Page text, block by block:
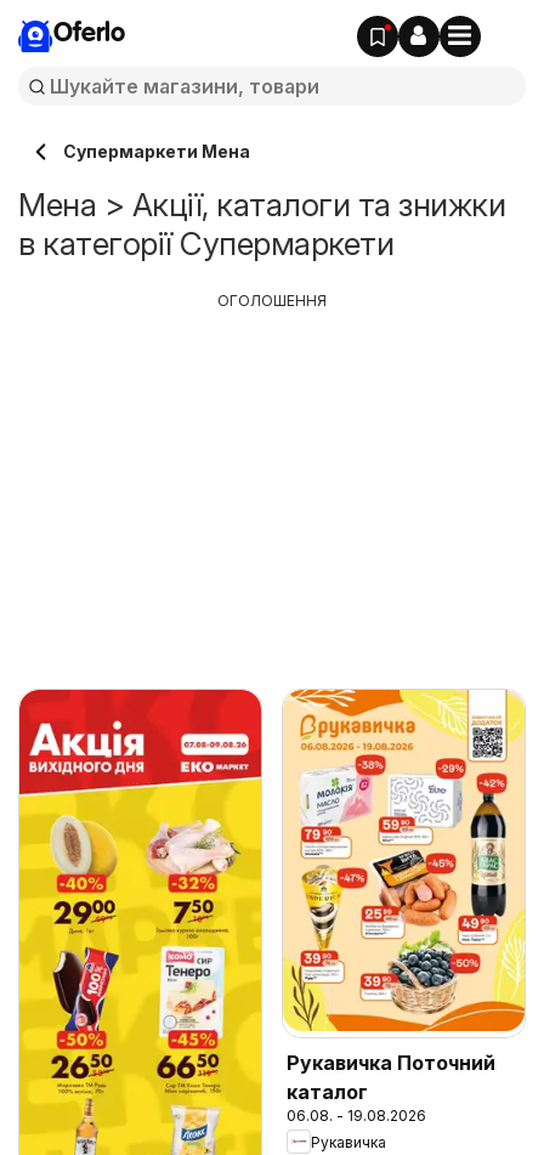
Oferlo
Супермаркети Мена
Мена > Акції, каталоги та знижки
в категорії Супермаркети
Рукавичка Поточний
каталог
06.08. - 19.08.2026
Рукавичка
ОГОЛОШЕННЯ